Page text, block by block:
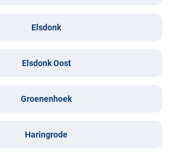
Elsdonk
Elsdonk Oost
Groenenhoek
Haringrode